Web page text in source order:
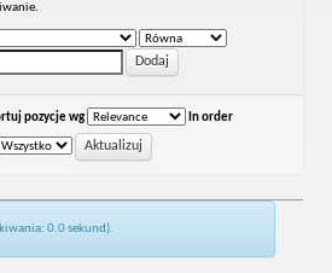
pozycje wg In order
0.0 sekund).